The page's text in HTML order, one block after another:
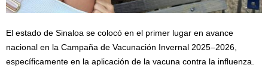
El estado de Sinaloa se colocó en el primer lugar en avance
nacional en la Campaña de Vacunación Invernal 2025–2026,
específicamente en la aplicación de la vacuna contra la influenza.